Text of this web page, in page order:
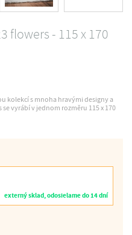
flowers - 115 x 170
kolekcí s mnoha hravými designy a
se vyrábí v jednom rozměru 115 x 170
externý sklad, odosielame do 14 dní